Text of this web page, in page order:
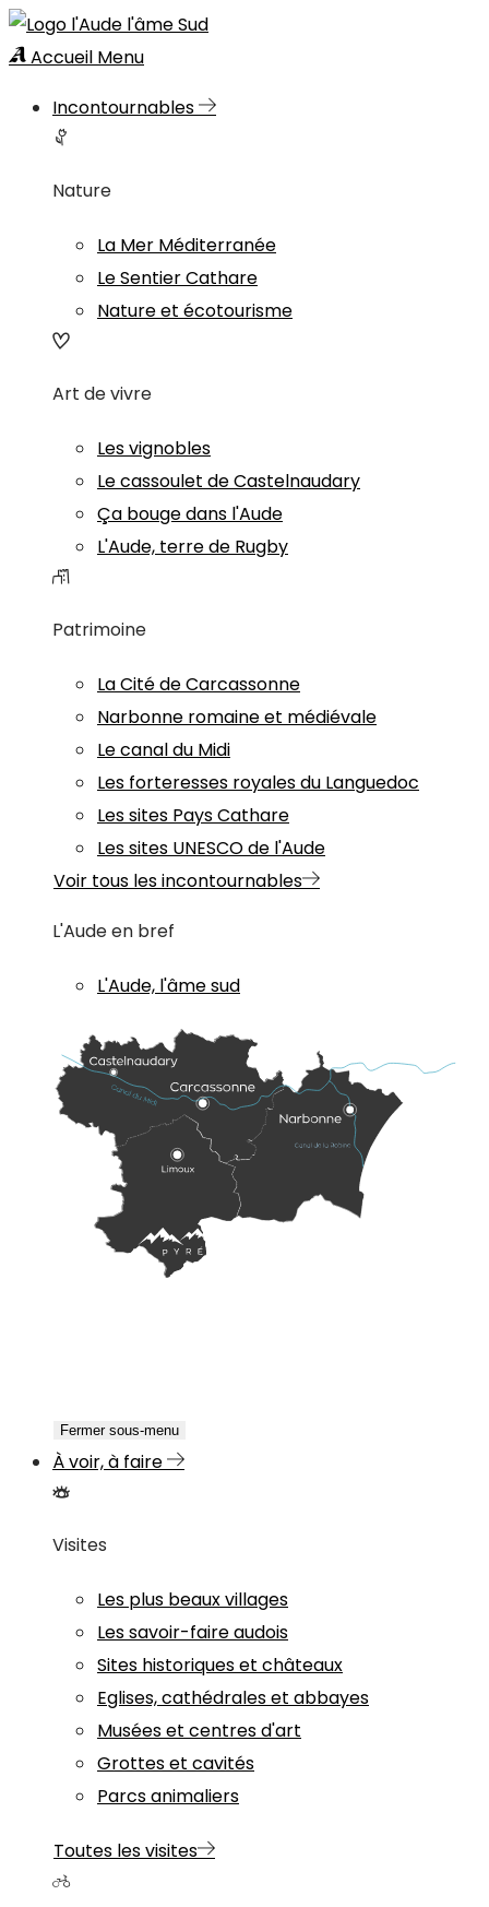
Accueil Menu
Incontournables
Nature
La Mer Méditerranée
Le Sentier Cathare
Nature et écotourisme
Art de vivre
Les vignobles
Le cassoulet de Castelnaudary
Ça bouge dans l'Aude
L'Aude, terre de Rugby
Patrimoine
La Cité de Carcassonne
Narbonne romaine et médiévale
Le canal du Midi
Les forteresses royales du Languedoc
Les sites Pays Cathare
Les sites UNESCO de l'Aude
Voir tous les incontournables
L'Aude en bref
L'Aude, l'âme sud
Fermer sous-menu
À voir, à faire
Visites
Les plus beaux villages
Les savoir-faire audois
Sites historiques et châteaux
Eglises, cathédrales et abbayes
Musées et centres d'art
Grottes et cavités
Parcs animaliers
Toutes les visites